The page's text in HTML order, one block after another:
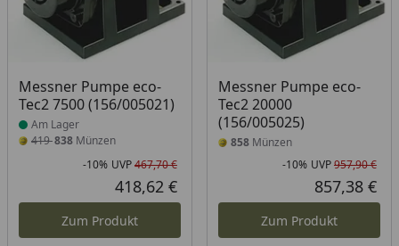
Messner Pumpe eco-
Tec2 7500 (156/005021)
Produkt am Lager
Am Lager
419838 Münzen
Rabatt in Prozent
-10%
Ursprünglicher Preis
UVP467,70 €
Aktueller Preis
418,62 €
Zum Produkt
Messner Pumpe eco-
Tec2 20000
(156/005025)
858Münzen
-10% UVP957,90 €
857,38 €
Zum Produkt